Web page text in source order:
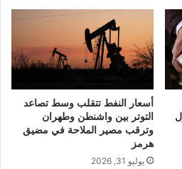
أسعار النفط تتقلب وسط تصاعد
التوتر بين واشنطن وطهران
وترقب مصير الملاحة في مضيق
هرمز
يوليو 31, 2026